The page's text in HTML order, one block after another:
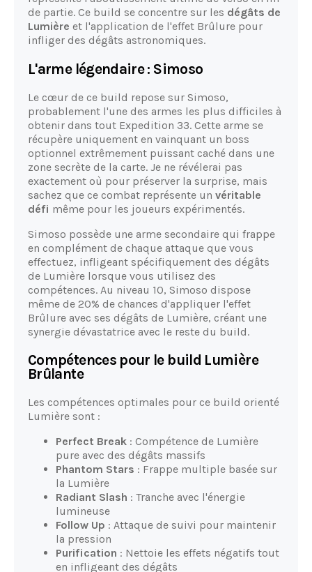
de partie. Ce build se concentre sur les dégâts de
Lumière et l'application de l'effet Brûlure pour
infliger des dégâts astronomiques.
L'arme légendaire : Simoso
Le cœur de ce build repose sur Simoso,
probablement l'une des armes les plus difficiles à
obtenir dans tout Expedition 33. Cette arme se
récupère uniquement en vainquant un boss
optionnel extrêmement puissant caché dans une
zone secrète de la carte. Je ne révélerai pas
exactement où pour préserver la surprise, mais
sachez que ce combat représente un véritable
défi même pour les joueurs expérimentés.
Simoso possède une arme secondaire qui frappe
en complément de chaque attaque que vous
effectuez, infligeant spécifiquement des dégâts
de Lumière lorsque vous utilisez des
compétences. Au niveau 10, Simoso dispose
même de 20% de chances d'appliquer l'effet
Brûlure avec ses dégâts de Lumière, créant une
synergie dévastatrice avec le reste du build.
Compétences pour le build Lumière
Brûlante
Les compétences optimales pour ce build orienté
Lumière sont :
Perfect Break : Compétence de Lumière
pure avec des dégâts massifs
Phantom Stars : Frappe multiple basée sur
la Lumière
Radiant Slash : Tranche avec l'énergie
lumineuse
Follow Up : Attaque de suivi pour maintenir
la pression
Purification : Nettoie les effets négatifs tout
en infligeant des dégâts